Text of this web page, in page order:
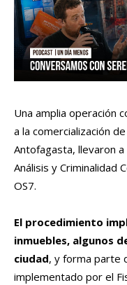
Una amplia operación
a la comercialización
Antofagasta, llevaron
Análisis y Criminalidad
OS7.
El procedimiento
inmuebles, algunos
ciudad, y forma parte
implementado por el